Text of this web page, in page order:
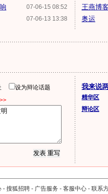
07-06-15 08:52
07-06-13 13:38
王燕博客
奥运
设为辩论话题
我来说
精华区
辩论区
- 搜狐招聘 - 广告服务 - 客服中心 - 联系